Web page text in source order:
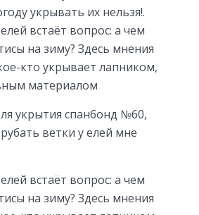
укрывать их нельзя!.
встаёт вопрос: а чем
на зиму? Здесь мнения
кто укрывает лапником,
материалом
укрытия спанбонд №60,
ветки у елей мне
встаёт вопрос: а чем
на зиму? Здесь мнения